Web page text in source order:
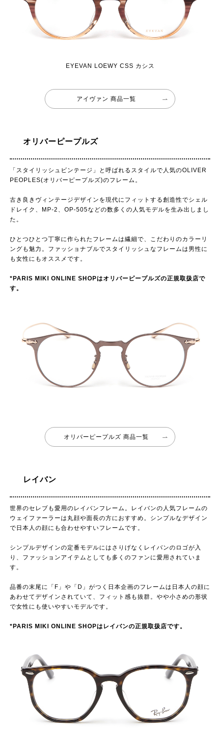
EYEVAN LOEWY CSS カシス
アイヴァン 商品一覧
オリバーピープルズ
「スタイリッシュビンテージ」と呼ばれるスタイルで人気のOLIVER
PEOPLES(オリバーピープルズ)のフレーム。
古き良きヴィンテージデザインを現代にフィットする創造性でシェル
ドレイク、MP-2、OP-505などの数多くの人気モデルを生み出しまし
た。
ひとつひとつ丁寧に作られたフレームは繊細で、こだわりのカラーリ
ングも魅力。ファッショナブルでスタイリッシュなフレームは男性に
も女性にもオススメです。
*PARIS MIKI ONLINE SHOPはオリバーピープルズの正規取扱店で
す。
オリバーピープルズ 商品一覧
レイバン
世界のセレブも愛用のレイバンフレーム。レイバンの人気フレームの
ウェイファーラーは丸顔や面長の方におすすめ。シンプルなデザイン
で日本人の顔にも合わせやすいフレームです。
シンプルデザインの定番モデルにはさりげなくレイバンのロゴが入
り、ファッションアイテムとしても多くのファンに愛用されていま
す。
品番の末尾に「F」や「D」がつく日本企画のフレームは日本人の顔に
あわせてデザインされていて、フィット感も抜群。やや小さめの形状
で女性にも使いやすいモデルです。
*PARIS MIKI ONLINE SHOPはレイバンの正規取扱店です。